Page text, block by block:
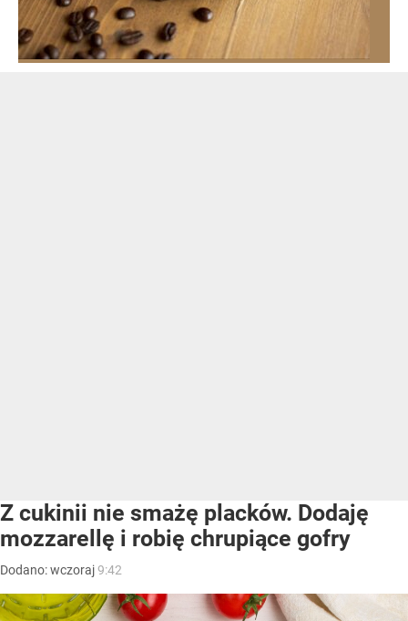
Z cukinii nie smażę placków. Dodaję
mozzarellę i robię chrupiące gofry
Dodano:wczoraj9:42